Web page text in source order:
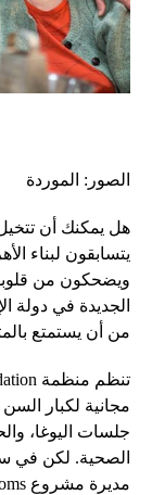
الصور: الموردة
يتسابقون لبناء
ويضحكون من
الجديدة في دولة
من أن يستمتع
مجانية لكبار
جلسات اليوغا،
الصحية. لكن في